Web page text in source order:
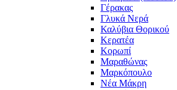
Γέρακας
Γλυκά Νερά
Καλύβια Θορικού
Κερατέα
Κορωπί
Μαραθώνας
Μαρκόπουλο
Νέα Μάκρη